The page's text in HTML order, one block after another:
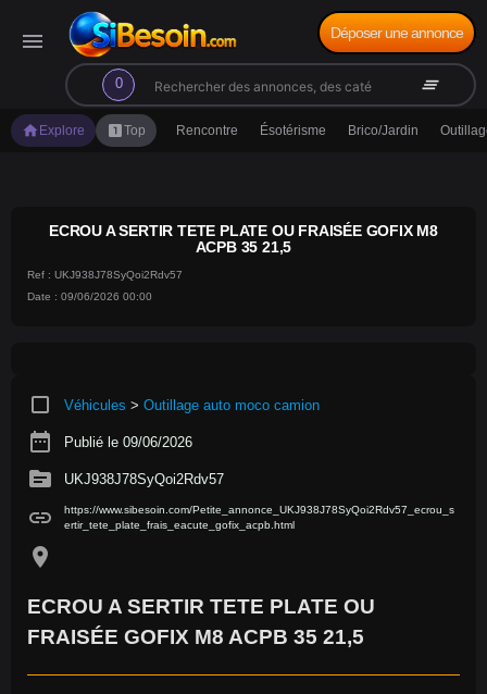
menu
0
search clear_all
Déposer une annonce
home Explore looks_oneTop Rencontre Ésotérisme Brico/Jardin
ECROU A SERTIR TETE PLATE OU FRAISÉE GOFIX M8
ACPB 35 21,5
Ref : UKJ938J78SyQoi2Rdv57
Date : 09/06/2026 00:00
crop_square Véhicules > Outillage auto moco camion
date_range Publié le 09/06/2026
source UKJ938J78SyQoi2Rdv57
link
https://www.sibesoin.com/Petite_annonce_UKJ938J78SyQoi2Rdv57_ecrou_s
ertir_tete_plate_frais_eacute_gofix_acpb.html
location_on
ECROU A SERTIR TETE PLATE OU
FRAISÉE GOFIX M8 ACPB 35 21,5